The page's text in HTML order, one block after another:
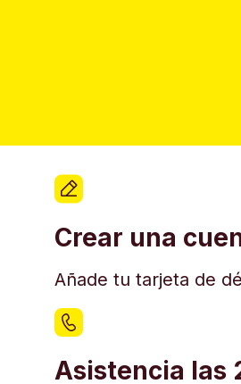
Crear una
Añade tu tarjeta de
Asistencia las